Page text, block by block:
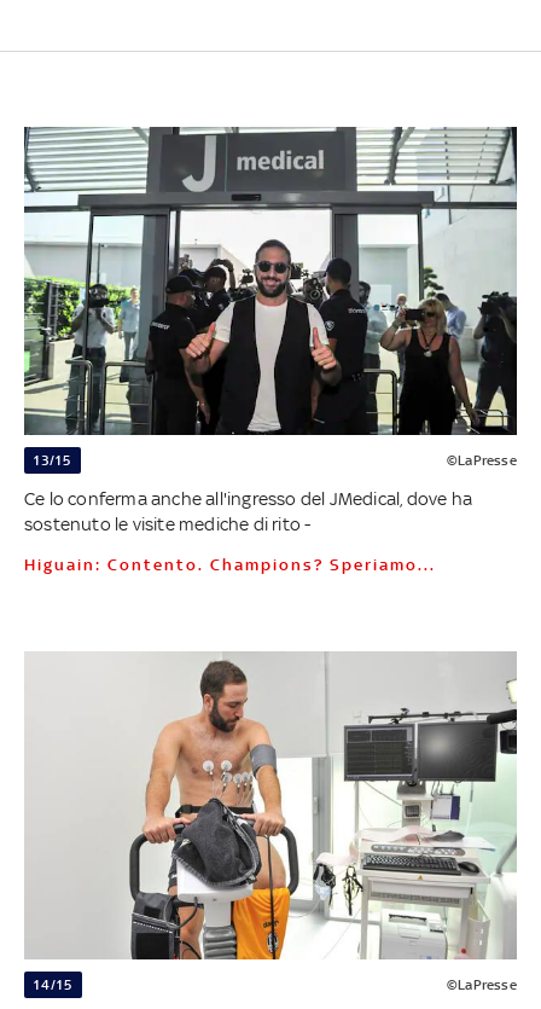
13/15 ©LaPresse
Ce lo conferma anche all'ingresso del JMedical, dove ha
sostenuto le visite mediche di rito -
Higuain: Contento. Champions? Speriamo...
14/15 ©LaPresse